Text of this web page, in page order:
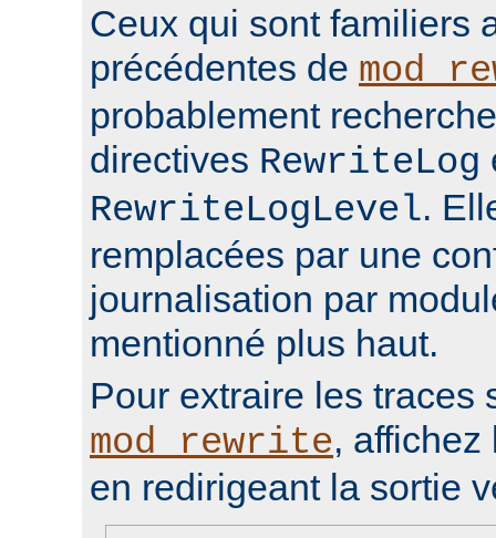
Ceux qui sont familiers
précédentes de
probablement
directives RewriteLog
RewriteLogLevel.
remplacées par une
journalisation par
mentionné plus haut.
Pour extraire les traces
mod_rewrite,
en redirigeant la sortie